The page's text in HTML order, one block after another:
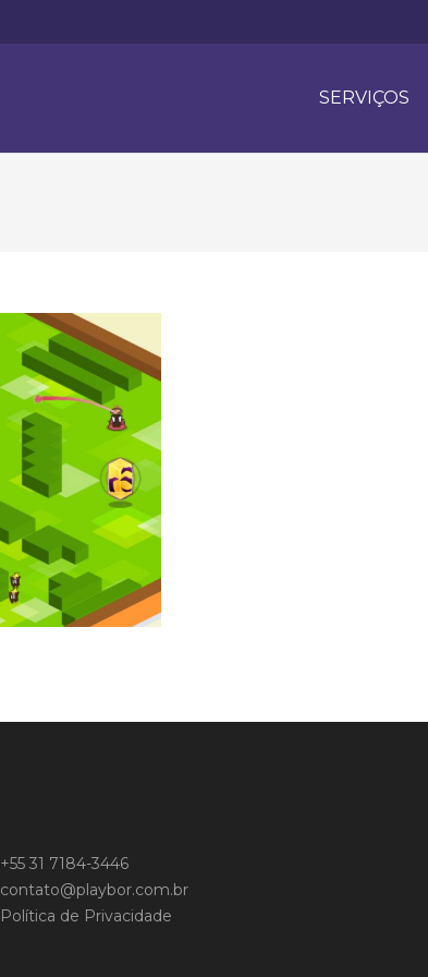
SERVIÇOS
+55 31 7184-3446
contato@playbor.com.br
Política de Privacidade